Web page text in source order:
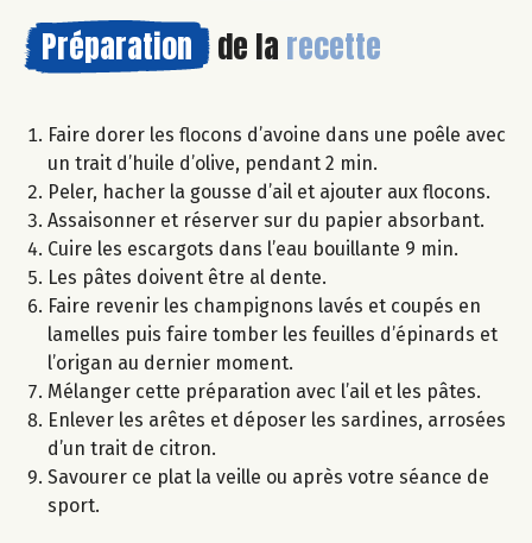
Préparation de la recette
Faire dorer les flocons d’avoine dans une poêle avec
un trait d’huile d’olive, pendant 2 min.
Peler, hacher la gousse d’ail et ajouter aux flocons.
Assaisonner et réserver sur du papier absorbant.
Cuire les escargots dans l’eau bouillante 9 min.
Les pâtes doivent être al dente.
Faire revenir les champignons lavés et coupés en
lamelles puis faire tomber les feuilles d’épinards et
l’origan au dernier moment.
Mélanger cette préparation avec l’ail et les pâtes.
Enlever les arêtes et déposer les sardines, arrosées
d’un trait de citron.
Savourer ce plat la veille ou après votre séance de
sport.